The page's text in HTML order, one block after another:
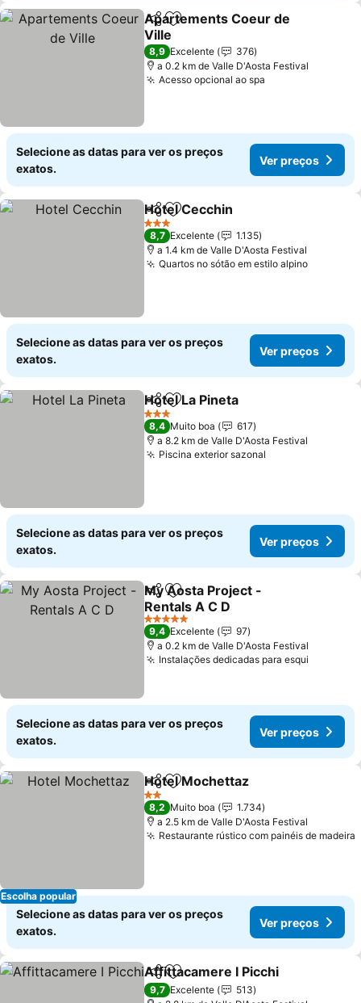
PartilharAdicionar aos favoritos
Apartements Coeur de
Ville
Ver preços
8,9 Excelente
376
a 0.2 km de Valle D'Aosta Festival
Acesso opcional ao spa
Selecione as datas para ver os preços
exatos.
Ver preços
PartilharAdicionar aos favoritos
Hotel Cecchin
3 Estrelas
8,7 Excelente
1.135
a 1.4 km de Valle D'Aosta Festival
Quartos no sótão em estilo alpinoVer
Selecione as datas para ver os preços
exatos.
Ver preços
PartilharAdicionar aos favoritos
Hotel La Pineta
3 Estrelas
8,4 Muito boa
617
a 8.2 km de Valle D'Aosta Festival
Piscina exterior sazonal
Selecione as datas para ver os preços
exatos.
Ver preços
PartilharAdicionar aos favoritos
My Aosta Project -
Rentals A C D
Ver preços
5 Estrelas
9,4 Excelente
97
a 0.2 km de Valle D'Aosta Festival
Instalações dedicadas para esqui
Selecione as datas para ver os preços
exatos.
Ver preços
Escolha popular
PartilharAdicionar aos favoritos
Hotel Mochettaz
2 Estrelas
8,2 Muito boa
1.734
a 2.5 km de Valle D'Aosta Festival
Restaurante rústico com painéis de madeira
Selecione as datas para ver os preços
exatos.
Ver preços
PartilharAdicionar aos favoritos
Affittacamere I Picchi
9,7 Excelente
513